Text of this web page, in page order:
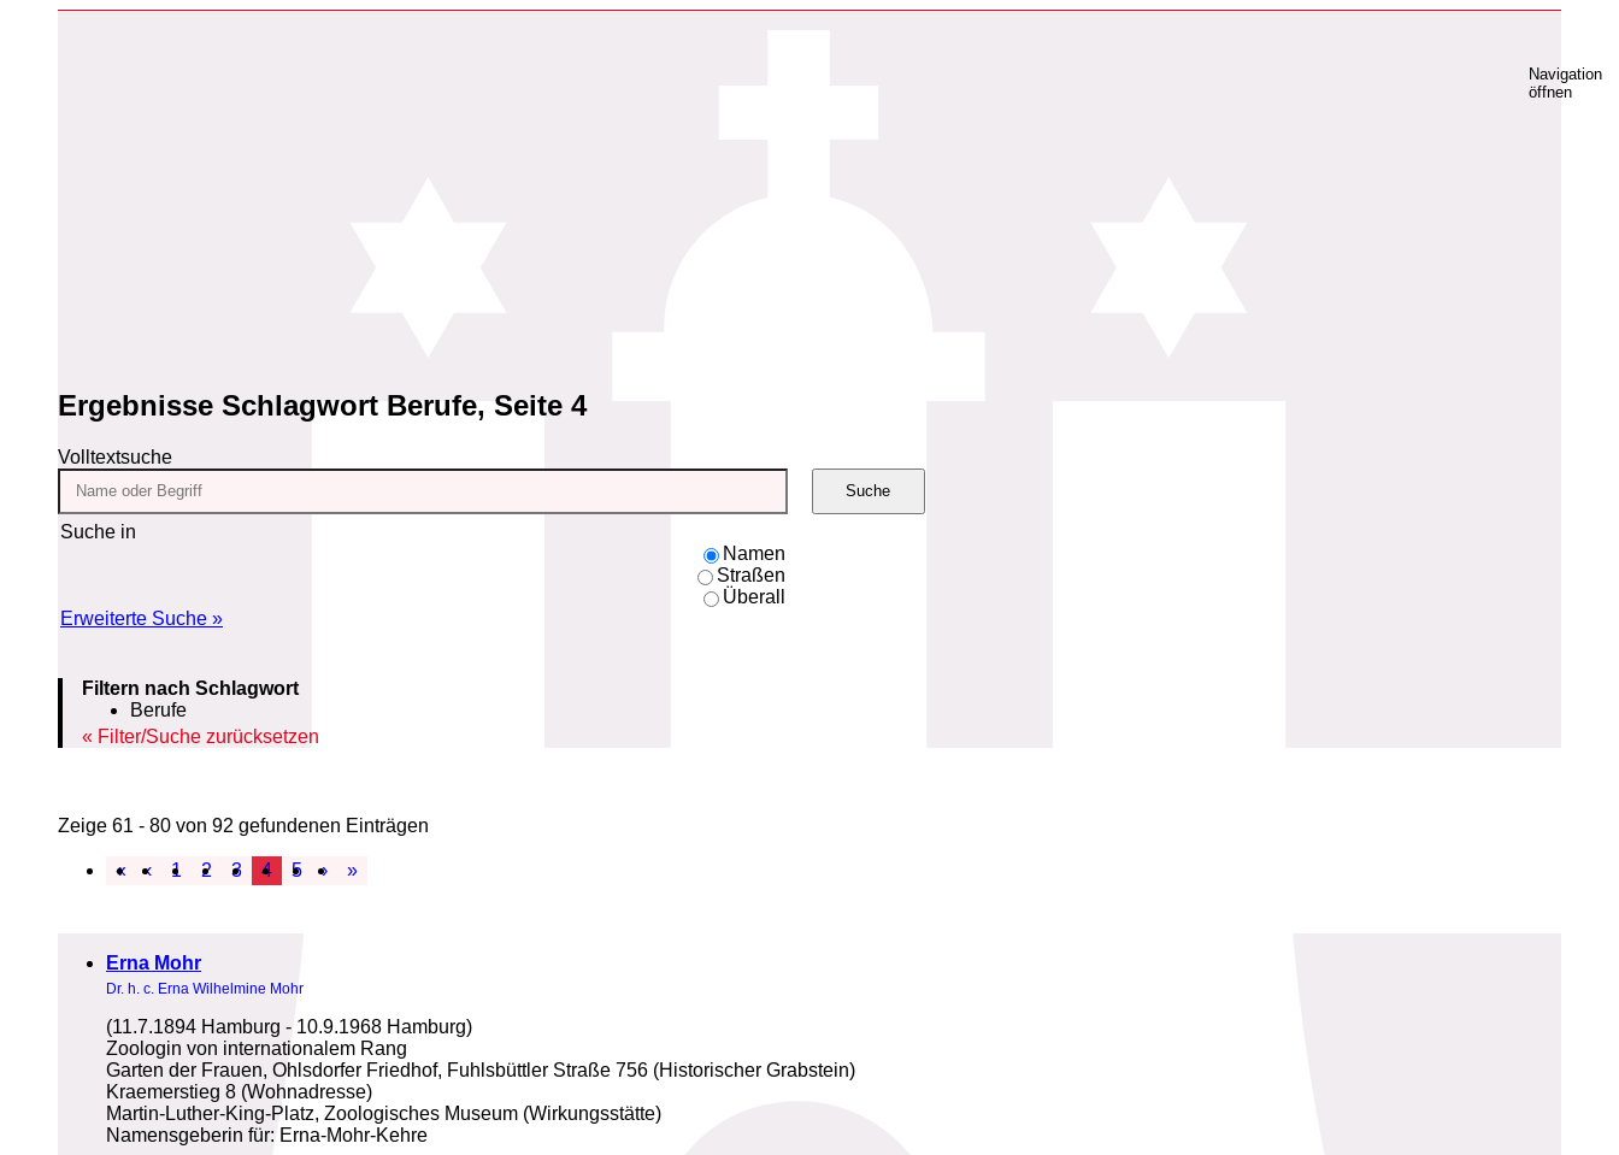
Navigation
öffnen
Ergebnisse Schlagwort Berufe, Seite 4
Volltextsuche
Suche in
Namen
Straßen
Überall
Erweiterte Suche »
Suche
Filtern nach Schlagwort
Berufe
Filter/Suche zurücksetzen
Zeige 61 - 80 von 92 gefundenen Einträgen
« ‹ 1 2 3 4 5 › »
Erna Mohr
Dr. h. c. Erna Wilhelmine Mohr
(11.7.1894 Hamburg - 10.9.1968 Hamburg)
Zoologin von internationalem Rang
Garten der Frauen, Ohlsdorfer Friedhof, Fuhlsbüttler Straße 756 (Historischer Grabstein)
Kraemerstieg 8 (Wohnadresse)
Martin-Luther-King-Platz, Zoologisches Museum (Wirkungsstätte)
Namensgeberin für: Erna-Mohr-Kehre